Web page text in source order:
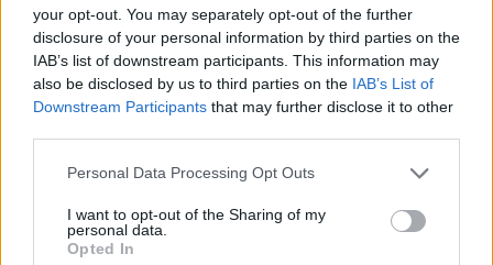
your opt-out. You may separately opt-out of the further
disclosure of your personal information by third parties on the
IAB’s list of downstream participants. This information may
also be disclosed by us to third parties on the IAB’s List of
Downstream Participants that may further disclose it to other
Please note that this website/app uses one or more Google
not limited to your visit or usage behaviour. You may click to
grant or deny consent to Google and its third-party tags to
use your data for below specified purposes in below Google
Personal Data Processing Opt Outs
I want to opt-out of the Sharing of my
personal data.
Opted In
08:0723.04.17
Γαλλία – Εκλογές: Η πρώτη μάχη! Οι
μνηστήρες της προεδρίας και η μέρα που